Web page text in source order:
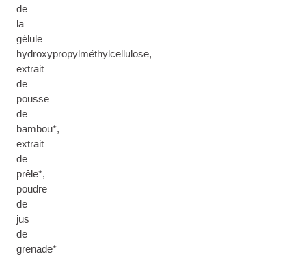
de
la
gélule
hydroxypropylméthylcellulose,
extrait
de
pousse
de
bambou*,
extrait
de
prêle*,
poudre
de
jus
de
grenade*